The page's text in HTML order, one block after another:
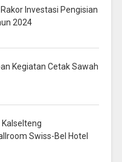
Investasi Pengisian
2024
Kegiatan Cetak Sawah
Swiss-Bel Hotel